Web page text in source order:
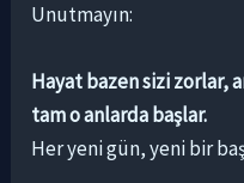
Unutmayın:
Hayat bazen sizi zorlar,
tam o anlarda başlar.
Her yeni gün, yeni bir